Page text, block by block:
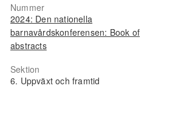
Nummer
2024: Den nationella
barnavårdskonferensen: Book of
abstracts
Sektion
6. Uppväxt och framtid